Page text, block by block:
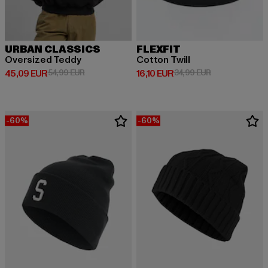
URBAN CLASSICS
Oversized Teddy
45,09 EUR
Prix courant: 45,09 EUR
54,99 EURPrix en promotion: 54,99 EUR
FLEXFIT
Cotton Twill
16,10 EUR
Prix courant: 16,10 EUR
34,99 EURPrix en
-60% -60%